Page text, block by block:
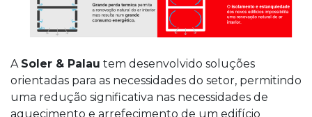
A Soler & Palau tem desenvolvido soluções
orientadas para as necessidades do setor, permitindo
uma redução significativa nas necessidades de
aquecimento e arrefecimento de um edifício